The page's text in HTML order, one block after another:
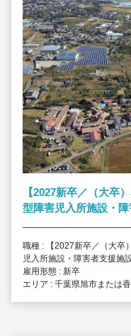
【2027新卒／（大卒
型障害児入所施設・
職種 : 【2027新卒／（大卒
児入所施設・障害者支援施
雇用形態 : 新卒
エリア : 千葉県旭市または